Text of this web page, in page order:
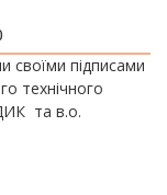
своїми підписами
технічного
та в.о.